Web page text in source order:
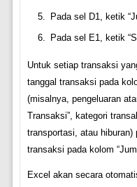
Pada sel D1, ketik
Pada sel E1, ketik
Untuk setiap transaksi
tanggal transaksi pada
(misalnya, pengeluaran
Transaksi”, kategori
transportasi, atau hiburan)
transaksi pada kolom
Excel akan secara